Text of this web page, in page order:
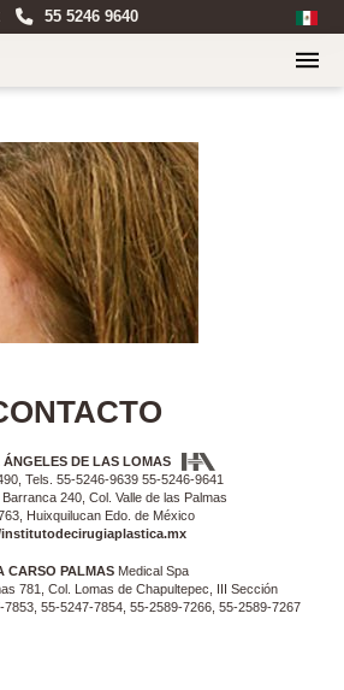
55 5246 9640
ÁNGELES DE LAS LOMAS
Tels. 55-5246-9639 55-5246-9641
240, Col. Valle de las Palmas
Huixquilucan Edo. de México
CARSO PALMAS Medical Spa
781, Col. Lomas de Chapultepec, III Sección
7853, 55-5247-7854, 55-2589-7266, 55-2589-7267